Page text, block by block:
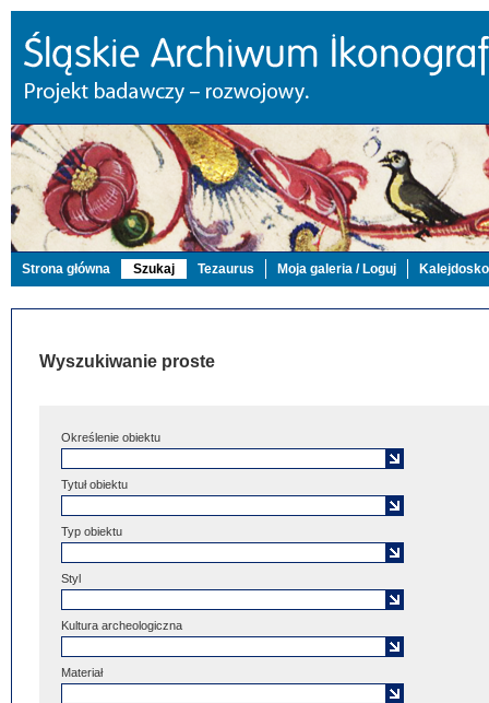
Strona główna Szukaj Tezaurus Moja galeria / Loguj
Wyszukiwanie proste
Określenie obiektu
Tytuł obiektu
Typ obiektu
Styl
Kultura archeologiczna
Materiał